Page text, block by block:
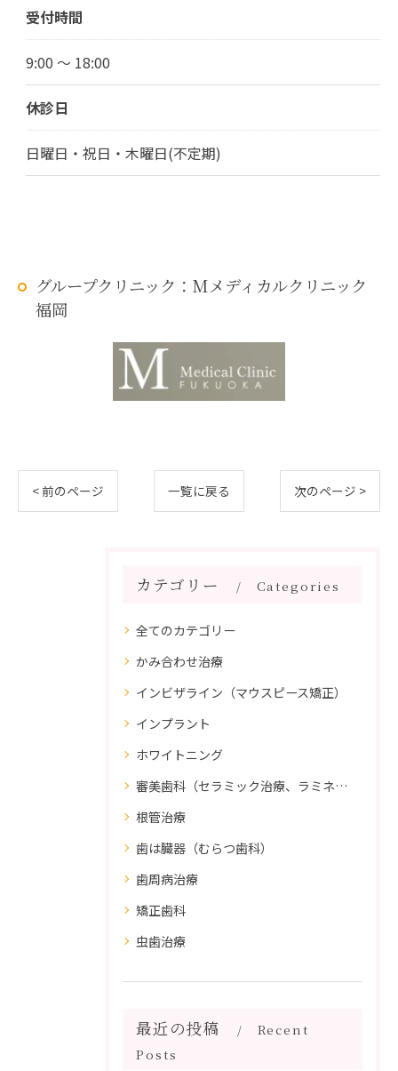
受付時間
9:00 ～ 18:00
休診日
日曜日・祝日・木曜日(不定期)
グループクリニック：Mメディカルクリニック
福岡
< 前のページ 一覧に戻る 次のページ >
カテゴリー Categories
全てのカテゴリー
かみ合わせ治療
インビザライン（マウスピース矯正）
インプラント
ホワイトニング
審美歯科（セラミック治療、ラミネートべニア、ダイレクトボンディング）
根管治療
歯は臓器（むらつ歯科）
歯周病治療
矯正歯科
虫歯治療
最近の投稿
Recent
Posts